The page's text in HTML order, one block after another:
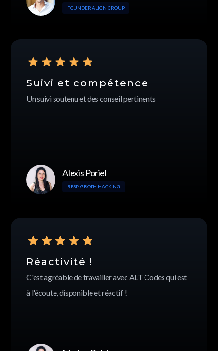
FOUNDER ALIGN GROUP
Suivi et compétence
Un suivi soutenu et des conseil pertinents
Alexis Poriel
RESP. GROTH HACKING
Réactivité !
C'est agréable de travailler avec ALT Codes qui est
à l'écoute, disponible et réactif !